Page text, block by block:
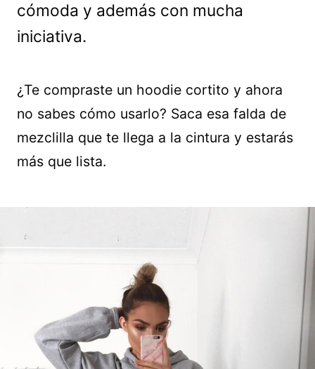
cómoda y además con mucha
iniciativa.
¿Te compraste un hoodie cortito y ahora
no sabes cómo usarlo? Saca esa falda de
mezclilla que te llega a la cintura y estarás
más que lista.